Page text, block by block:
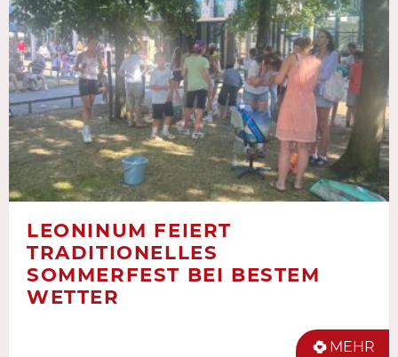
LEONINUM FEIERT
TRADITIONELLES
SOMMERFEST BEI BESTEM
WETTER
MEHR